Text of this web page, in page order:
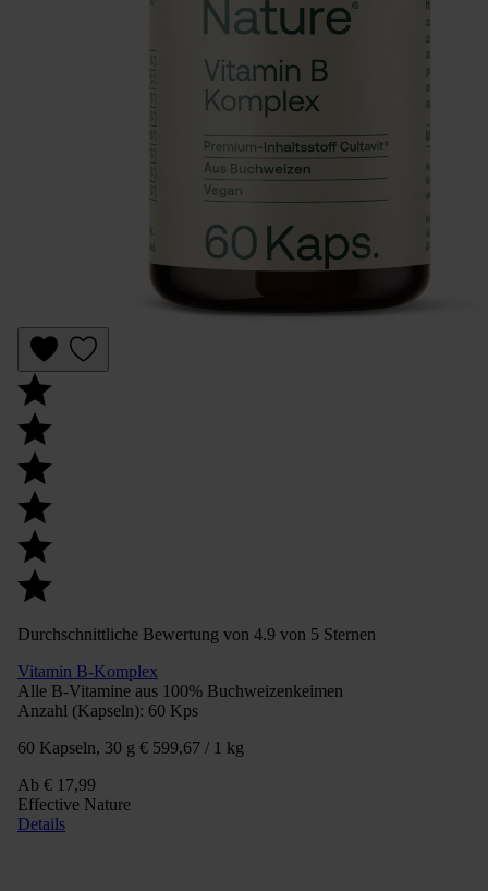
Durchschnittliche Bewertung von 4.9 von 5 Sternen
Vitamin B-Komplex
Alle B-Vitamine aus 100% Buchweizenkeimen
Anzahl (Kapseln): 60 Kps
60 Kapseln, 30 g € 599,67 / 1 kg
Ab € 17,99
Effective Nature
Details